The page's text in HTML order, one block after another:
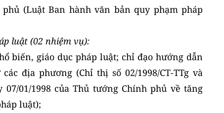
(Luật Ban hành văn bản quy phạm pháp
luật (02 nhiệm vụ):
biến, giáo dục pháp luật; chỉ đạo hướng dẫn
địa phương (Chỉ thị số 02/1998/CT-TTg và
07/01/1998 của Thủ tướng Chính phủ về tăng
luật);